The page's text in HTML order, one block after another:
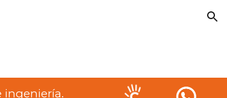
ingeniería.